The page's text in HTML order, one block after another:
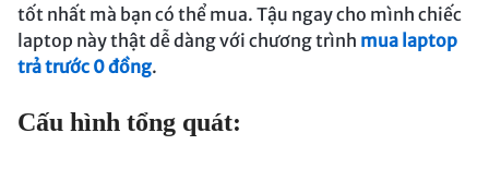
tốt nhất mà bạn có thể mua. Tậu ngay cho mình chiếc
laptop này thật dễ dàng với chương trình mua laptop
trả trước 0 đồng.
Cấu hình tổng quát: